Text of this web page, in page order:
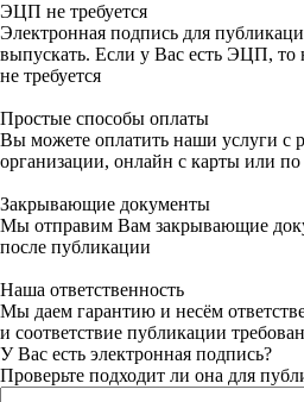
ЭЦП не требуется
Электронная подпись для
выпускать. Если у Вас есть ЭЦП, то
не требуется
Простые способы оплаты
Вы можете оплатить наши услуги с
организации, онлайн с карты или
Закрывающие документы
Мы отправим Вам закрывающие
после публикации
Наша ответственность
Мы даем гарантию и несём
и соответствие публикации
У Вас есть электронная подпись?
Проверьте подходит ли она для